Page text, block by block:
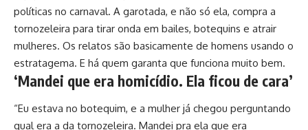
políticas no carnaval. A garotada, e não só ela, compra a
tornozeleira para tirar onda em bailes, botequins e atrair
mulheres. Os relatos são basicamente de homens usando o
estratagema. E há quem garanta que funciona muito bem.
‘Mandei que era homicídio. Ela ficou de cara’
“Eu estava no botequim, e a mulher já chegou perguntando
qual era a da tornozeleira. Mandei pra ela que era